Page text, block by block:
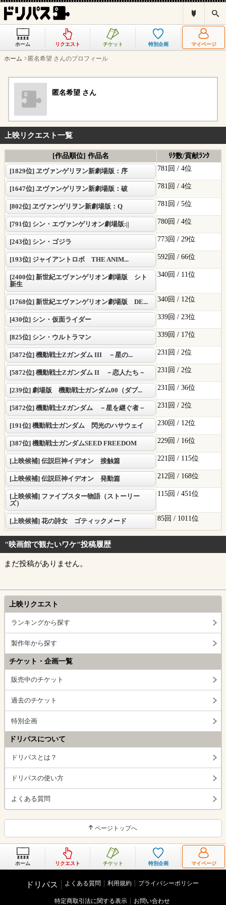
リ
ス
と
索
ホーム リクエスト チケット 特別企画 マイページ
ホーム 匿名希望 さんのプロフィール
匿名希望 さん
上映リクエスト一覧
[作品順位] 作品名
ﾘｸ数/貢献ﾗﾝｸ
[1829位] ヱヴァンゲリヲン新劇場版：序
781回 / 4位
[1647位] ヱヴァンゲリヲン新劇場版：破 781回 / 4位
[802位] ヱヴァンゲリヲン新劇場版：Q 781回 / 5位
[791位] シン・エヴァンゲリオン劇場版:|| 780回 / 4位
[243位] シン・ゴジラ 773回 / 29位
[193位] ジャイアントロボ THE ANIM... 592回 / 66位
[2400位] 新世紀エヴァンゲリオン劇場版 シト
新生
340回 / 11位
[1768位] 新世紀エヴァンゲリオン劇場版 DE... 340回 / 12位
[430位] シン・仮面ライダー 339回 / 23位
[825位] シン・ウルトラマン 339回 / 17位
[5872位] 機動戦士Zガンダム III －星の... 231回 / 2位
[5872位] 機動戦士Zガンダム II －恋人たち－ 231回 / 2位
[239位] 劇場版 機動戦士ガンダム00（ダブ... 231回 / 36位
[5872位] 機動戦士Zガンダム －星を継ぐ者－ 231回 / 2位
[191位] 機動戦士ガンダム 閃光のハサウェイ 230回 / 12位
[387位] 機動戦士ガンダムSEED FREEDOM 229回 / 16位
[上映候補] 伝説巨神イデオン 接触篇 221回 / 115位
[上映候補] 伝説巨神イデオン 発動篇 212回 / 168位
[上映候補] ファイブスター物語（ストーリー
ズ）
115回 / 451位
[上映候補] 花の詩女 ゴティックメード 85回 / 1011位
"映画館で観たいワケ"投稿履歴
まだ投稿がありません。
上映リクエスト
ランキングから探す
製作年から探す
チケット・企画一覧
販売中のチケット
過去のチケット
特別企画
ドリパスについて
ドリパスとは？
ドリパスの使い方
よくある質問
ページトップへ
ホーム リクエスト チケット 特別企画 マイページ
ドリパス よくある質問 利用規約 プライバシーポリシー
特定商取引法に関する表示 お問い合わせ